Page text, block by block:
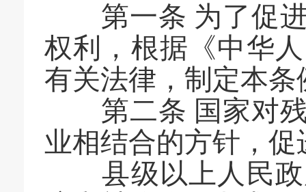
第一条 为了促进
权利，根据《中华
有关法律，制定本条
第二条 国家对残
业相结合的方针，
县级以上人民政